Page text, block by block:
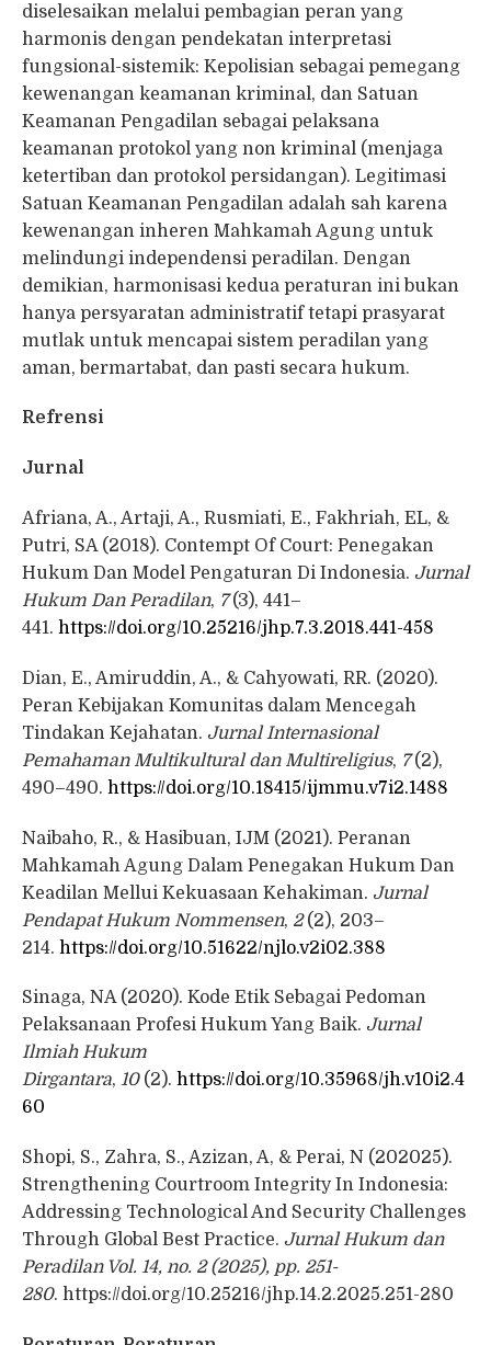
diselesaikan melalui pembagian peran yang
harmonis dengan pendekatan interpretasi
fungsional-sistemik: Kepolisian sebagai pemegang
kewenangan keamanan kriminal, dan Satuan
Keamanan Pengadilan sebagai pelaksana
keamanan protokol yang non kriminal (menjaga
ketertiban dan protokol persidangan). Legitimasi
Satuan Keamanan Pengadilan adalah sah karena
kewenangan inheren Mahkamah Agung untuk
melindungi independensi peradilan. Dengan
demikian, harmonisasi kedua peraturan ini bukan
hanya persyaratan administratif tetapi prasyarat
mutlak untuk mencapai sistem peradilan yang
aman, bermartabat, dan pasti secara hukum.
Refrensi
Jurnal
Afriana, A., Artaji, A., Rusmiati, E., Fakhriah, EL, &
Putri, SA (2018). Contempt Of Court: Penegakan
Hukum Dan Model Pengaturan Di Indonesia. Jurnal
Hukum Dan Peradilan, 7(3), 441–
441. https://doi.org/10.25216/jhp.7.3.2018.441-458
Dian, E., Amiruddin, A., & Cahyowati, RR. (2020).
Peran Kebijakan Komunitas dalam Mencegah
Tindakan Kejahatan. Jurnal Internasional
Pemahaman Multikultural dan Multireligius, 7(2),
490–490. https://doi.org/10.18415/ijmmu.v7i2.1488
Naibaho, R., & Hasibuan, IJM (2021). Peranan
Mahkamah Agung Dalam Penegakan Hukum Dan
Keadilan Mellui Kekuasaan Kehakiman. Jurnal
Pendapat Hukum Nommensen, 2(2), 203–
214. https://doi.org/10.51622/njlo.v2i02.388
Sinaga, NA (2020). Kode Etik Sebagai Pedoman
Pelaksanaan Profesi Hukum Yang Baik. Jurnal
Ilmiah Hukum
Dirgantara, 10(2). https://doi.org/10.35968/jh.v10i2.4
60
Shopi, S., Zahra, S., Azizan, A, & Perai, N (202025).
Strengthening Courtroom Integrity In Indonesia:
Addressing Technological And Security Challenges
Through Global Best Practice. Jurnal Hukum dan
Peradilan Vol. 14, no. 2 (2025), pp. 251-
280. https://doi.org/10.25216/jhp.14.2.2025.251-280